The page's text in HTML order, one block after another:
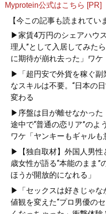
Myprotein公式はこちら [PR]
【今この記事も読まれてい
▶家賃4万円のシェアハウ
理人”として入居してみた
に期待が崩れ去った」ワケ
▶「超円安で外貨を稼ぐ副
なスキルは不要。“日本の
変わる
▶序盤は目が離せなかった
途中で“普通の恋リア”のよ
ワケ「ヤンキーもギャルも
▶【独自取材】外国人男性
歳女性が語る“本能のまま”
ほうが開放的になれる」
▶「セックスは好きじゃな
値観を変えた“プロ男優の